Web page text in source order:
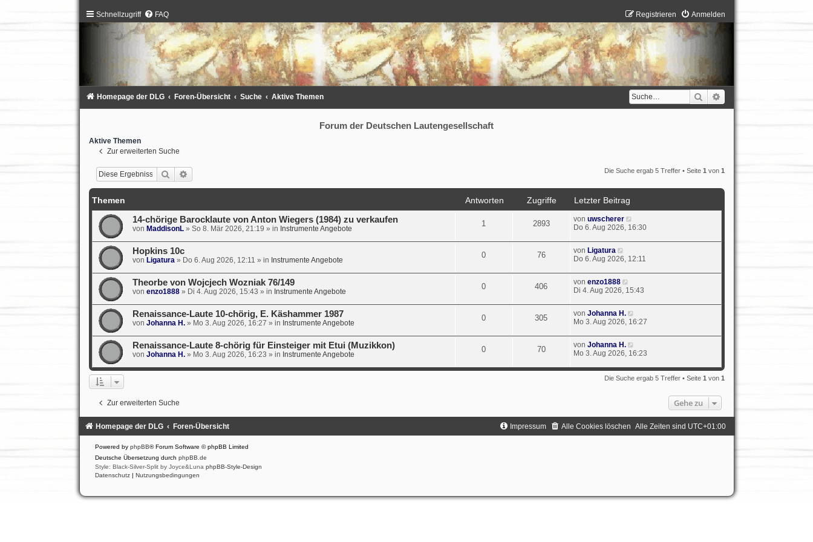
Schnellzugriff FAQ Anmelden
Registrieren
Suche
Homepage der DLG Foren-Übersicht Suche Aktive Themen
Forum der Deutschen Lautengesellschaft
Aktive Themen
Zur erweiterten Suche
Suche Die Suche ergab 5 Treffer • Seite 1 von 1
Themen Antworten Zugriffe
Letzter Beitrag
14-chörige Barocklaute von Anton Wiegers (1984) zu verkaufen
von MaddisonL» So 8. Mär 2026, 21:19 » in Instrumente Angebote
1 2893 von uwscherer
Do 6. Aug 2026, 16:30
Hopkins 10c
von Ligatura» Do 6. Aug 2026, 12:11 » in Instrumente Angebote
0 76 von Ligatura
Do 6. Aug 2026, 12:11
Theorbe von Wojcjech Wozniak 76/149
von enzo1888» Di 4. Aug 2026, 15:43 » in Instrumente Angebote
0 406 von enzo1888
Di 4. Aug 2026, 15:43
Renaissance-Laute 10-chörig, E. Käshammer 1987
von Johanna H.» Mo 3. Aug 2026, 16:27 » in Instrumente Angebote
0 305 von Johanna H.
Mo 3. Aug 2026, 16:27
Renaissance-Laute 8-chörig für Einsteiger mit Etui (Muzikkon)
von Johanna H.» Mo 3. Aug 2026, 16:23 » in Instrumente Angebote
0 70 von Johanna H.
Mo 3. Aug 2026, 16:23
Die Suche ergab 5 Treffer • Seite 1 von 1
Zur erweiterten Suche Gehe zu
Homepage der DLG Foren-Übersicht Alle Zeiten sind UTC+01:00
Alle Cookies löschen
Impressum
Powered by phpBB® Forum Software © phpBB Limited
Deutsche Übersetzung durch phpBB.de
Style: Black-Silver-Split by Joyce&Luna phpBB-Style-Design
Datenschutz | Nutzungsbedingungen